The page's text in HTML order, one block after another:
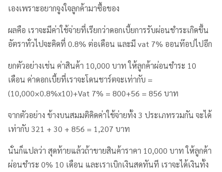
เองเพราะอยากจูงใจลูกค้ามาซื้อของ
ผลคือ เราจะมีค่าใช้จ่ายที่เรียกว่าดอกเบี้ยการรับผ่อนชำระเกิดขึ้น
อัตราทั่วไปจะคิดที่ 0.8% ต่อเดือน และมี vat 7% ออนท๊อปไปอีก
ยกตัวอย่างเช่น ค่าสินค้า 10,000 บาท ให้ลูกค้าผ่อนชำระ 10
เดือน ค่าดอกเบี้ยที่เราจะโดนชาร์ตจะเท่ากับ =
(10,000×0.8%x10)+Vat 7% = 800+56 = 856 บาท
จากตัวอย่าง ข้างบนสมมติคิดค่าใช้จ่ายทั้ง 3 ประเภทรวมกัน จะได้
เท่ากับ 321 + 30 + 856 = 1,207 บาท
นั่นก็แปลว่า สุดท้ายแล้วถ้าขายสินค้าราคา 10,000 บาท ให้ลูกค้า
ผ่อนชำระ 0% 10 เดือน และเราเบิกเงินสดทันที เราจะได้เงินทั้ง